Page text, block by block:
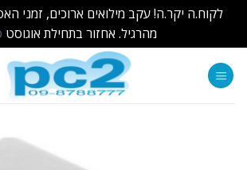
לקוח.ה יקר.ה! עקב מילואים ארוכים, זמני
מהרגיל. אחזור בתחילת אוגוסט